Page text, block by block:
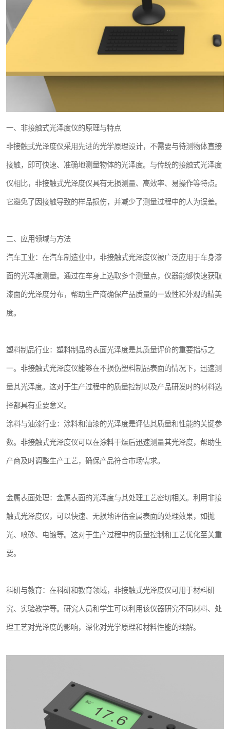
一、非接触式光泽度仪的原理与特点
非接触式光泽度仪采用先进的光学原理设计，不需要与待测物体直接
接触，即可快速、准确地测量物体的光泽度。与传统的接触式光泽度
仪相比，非接触式光泽度仪具有无损测量、高效率、易操作等特点。
它避免了因接触导致的样品损伤，并减少了测量过程中的人为误差。
二、应用领域与方法
汽车工业：在汽车制造业中，非接触式光泽度仪被广泛应用于车身漆
面的光泽度测量。通过在车身上选取多个测量点，仪器能够快速获取
漆面的光泽度分布，帮助生产商确保产品质量的一致性和外观的精美
度。
塑料制品行业：塑料制品的表面光泽度是其质量评价的重要指标之
一。非接触式光泽度仪能够在不损伤塑料制品表面的情况下，迅速测
量其光泽度。这对于生产过程中的质量控制以及产品研发时的材料选
择都具有重要意义。
涂料与油漆行业：涂料和油漆的光泽度是评估其质量和性能的关键参
数。非接触式光泽度仪可以在涂料干燥后迅速测量其光泽度，帮助生
产商及时调整生产工艺，确保产品符合市场需求。
金属表面处理：金属表面的光泽度与其处理工艺密切相关。利用非接
触式光泽度仪，可以快速、无损地评估金属表面的处理效果，如抛
光、喷砂、电镀等。这对于生产过程中的质量控制和工艺优化至关重
要。
科研与教育：在科研和教育领域，非接触式光泽度仪可用于材料研
究、实验教学等。研究人员和学生可以利用该仪器研究不同材料、处
理工艺对光泽度的影响，深化对光学原理和材料性能的理解。